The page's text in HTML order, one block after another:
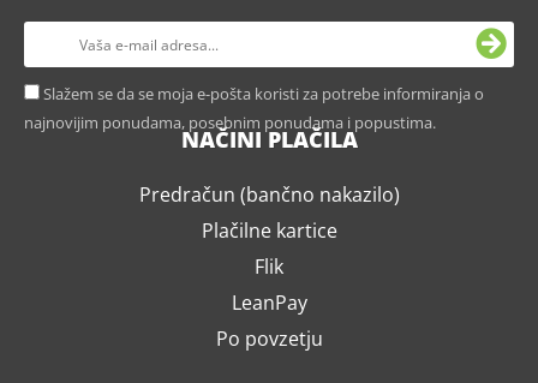
Slažem se da se moja e-pošta koristi za potrebe informiranja o
najnovijim ponudama, posebnim ponudama i popustima.
NAČINI PLAČILA
Predračun (bančno nakazilo)
Plačilne kartice
Flik
LeanPay
Po povzetju